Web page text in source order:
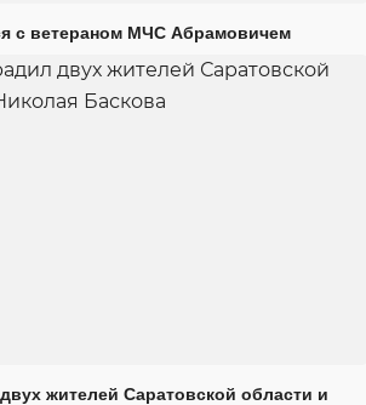
с ветераном МЧС Абрамовичем
жителей Саратовской области и